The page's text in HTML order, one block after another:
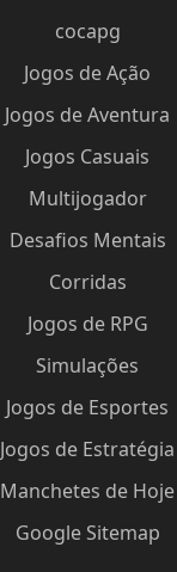
cocapg
Jogos de Ação
Jogos de Aventura
Jogos Casuais
Multijogador
Desafios Mentais
Corridas
Jogos de RPG
Simulações
Jogos de Esportes
Jogos de Estratégia
Manchetes de Hoje
Google Sitemap